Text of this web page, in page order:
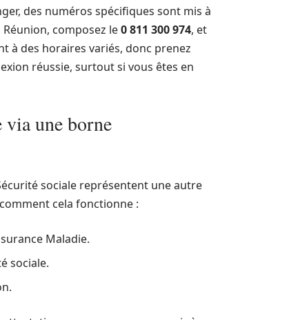
des numéros spécifiques sont mis à
composez le0 811 300 974, et
à des horaires variés, donc prenez
réussie, surtout si vous êtes en
via une borne
sociale représentent une autre
cela fonctionne :
Maladie.
sociale.